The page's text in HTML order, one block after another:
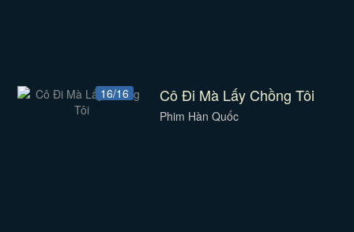
16/16 Cô Đi Mà Lấy Chồng Tôi
Phim Hàn Quốc